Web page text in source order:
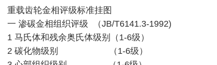
重载齿轮金相评级标准挂图
一 渗碳金相组织评级 （JB/T6141.3-1992)
1 马氏体和残余奥氏体级别（1-6级）
2 碳化物级别 （1-6级）